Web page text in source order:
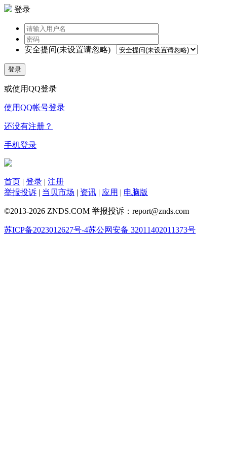
登录
安全提问(未设置请忽略)
登录
或使用QQ登录
使用QQ帐号登录
还没有注册？
手机登录
首页 | 登录 | 注册
举报投诉 | 当贝市场 | 资讯 | 应用 | 电脑版
©2013-2026 ZNDS.COM 举报投诉：report@znds.com
苏ICP备2023012627号-4苏公网安备 32011402011373号